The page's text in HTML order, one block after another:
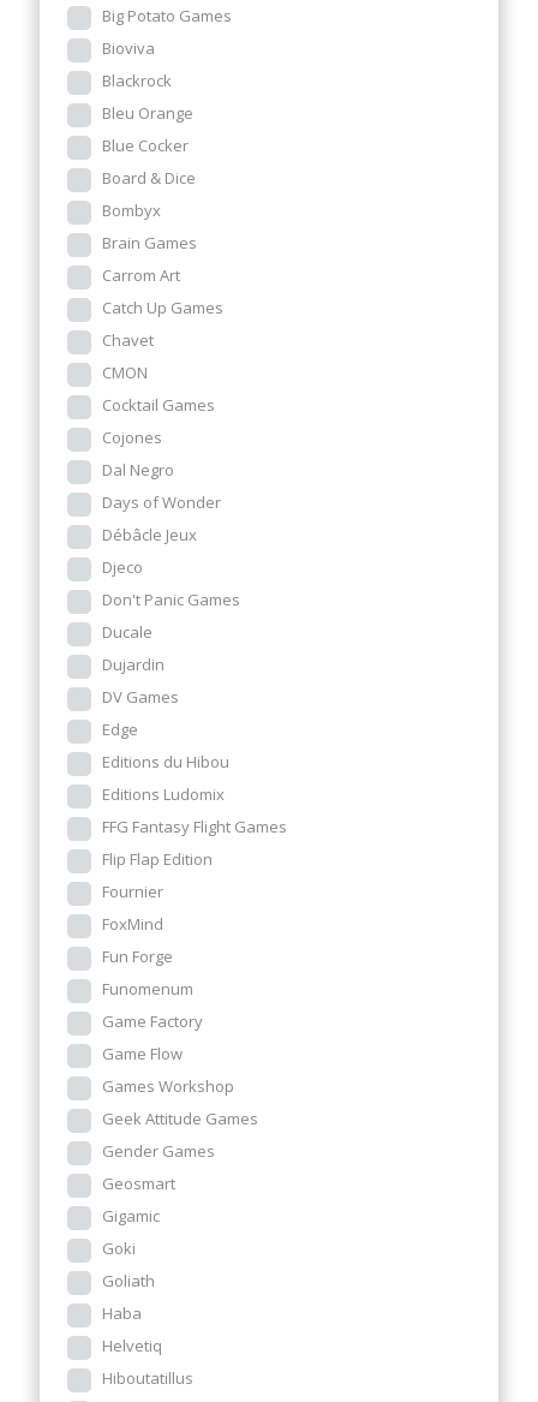
Big Potato Games
Bioviva
Blackrock
Bleu Orange
Blue Cocker
Board & Dice
Bombyx
Brain Games
Carrom Art
Catch Up Games
Chavet
CMON
Cocktail Games
Cojones
Dal Negro
Days of Wonder
Débâcle Jeux
Djeco
Don't Panic Games
Ducale
Dujardin
DV Games
Edge
Editions du Hibou
Editions Ludomix
FFG Fantasy Flight Games
Flip Flap Edition
Fournier
FoxMind
Fun Forge
Funomenum
Game Factory
Game Flow
Games Workshop
Geek Attitude Games
Gender Games
Geosmart
Gigamic
Goki
Goliath
Haba
Helvetiq
Hiboutatillus